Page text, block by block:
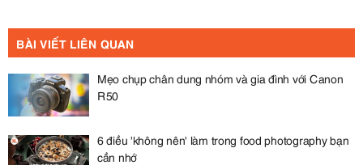
BÀI VIẾT LIÊN QUAN
Mẹo chụp chân dung nhóm và gia đình với Canon
R50
6 điều 'không nên' làm trong food photography bạn
cần nhớ